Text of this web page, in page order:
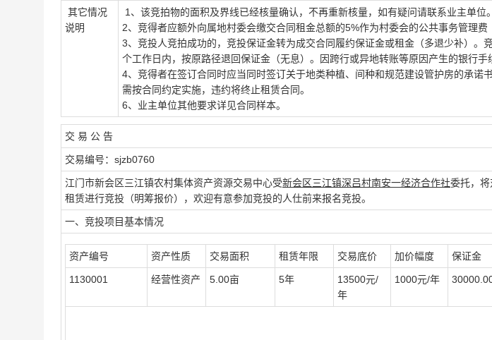
其它情况
说明
1、该竞拍物的面积及界线已经核量确认，不再重新核量，如有疑问请联系业主单位。
2、竞得者应额外向属地村委会缴交合同租金总额的5%作为村委会的公共事务管理费
3、竞投人竞拍成功的，竞投保证金转为成交合同履约保证金或租金（多退少补）。
个工作日内，按原路径退回保证金（无息）。因跨行或异地转账等原因产生的银行手
4、竞得者在签订合同时应当同时签订关于地类种植、间种和规范建设管护房的承诺
需按合同约定实施，违约将终止租赁合同。
6、业主单位其他要求详见合同样本。
交 易 公 告
交易编号：sjzb0760
江门市新会区三江镇农村集体资产资源交易中心受新会区三江镇深吕村南安一经济合作社委托，
租赁进行竞投（明筹报价），欢迎有意参加竞投的人仕前来报名竞投。
一、竞投项目基本情况
资产编号 资产性质 交易面积 租赁年限 交易底价 加价幅度 保证金
1130001 经营性资产 5.00亩 5年
13500元/
年
1000元/年